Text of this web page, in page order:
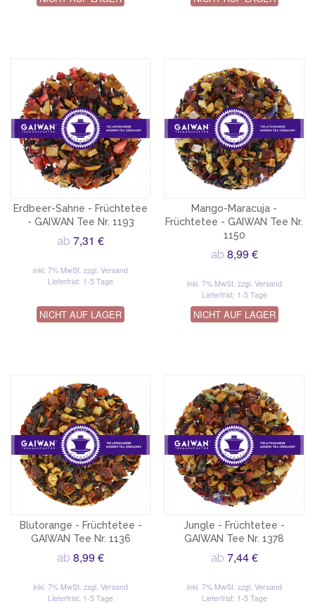
Erdbeer-Sahne - Früchtetee
- GAIWAN Tee Nr. 1193
ab7,31 €
inkl. 7% MwSt.zzgl. Versand
Lieferfrist: 1-5 Tage
NICHT AUF LAGER
Mango-Maracuja -
Früchtetee - GAIWAN Tee Nr.
1150
ab 8,99 €
inkl. 7% MwSt. zzgl. Versand
Lieferfrist: 1-5 Tage
NICHT AUF LAGER
Blutorange - Früchtetee -
GAIWAN Tee Nr. 1136
ab8,99 €
inkl. 7% MwSt.zzgl. Versand
Lieferfrist: 1-5 Tage
Jungle - Früchtetee -
GAIWAN Tee Nr. 1378
ab 7,44 €
inkl. 7% MwSt. zzgl. Versand
Lieferfrist: 1-5 Tage